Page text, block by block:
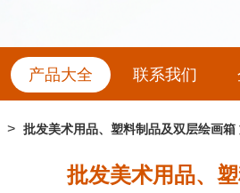
产品大全 联系我们
> 批发美术用品、塑料制品及双层绘画
批发美术用品、